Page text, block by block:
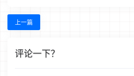
上一篇
评论一下？